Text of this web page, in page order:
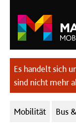
Es handelt sich
sind nicht mehr
Kategorien:
Mobilität
Bus